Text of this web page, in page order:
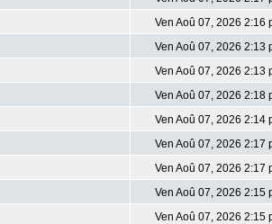
Ven Aoû 07, 2026 2:16
Ven Aoû 07, 2026 2:13
Ven Aoû 07, 2026 2:13
Ven Aoû 07, 2026 2:18
Ven Aoû 07, 2026 2:14
Ven Aoû 07, 2026 2:17
Ven Aoû 07, 2026 2:17
Ven Aoû 07, 2026 2:15
Ven Aoû 07, 2026 2:15